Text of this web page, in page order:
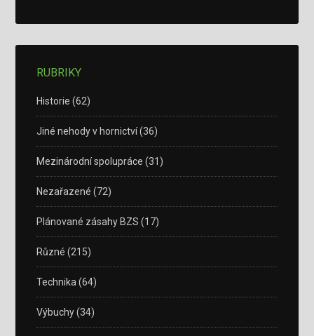
RUBRIKY
Historie (62)
Jiné nehody v hornictví(36)
Mezinárodní spolupráce (31)
Nezařazené (72)
Plánované zásahy BZS (17)
Různé (215)
Technika (64)
Výbuchy(34)